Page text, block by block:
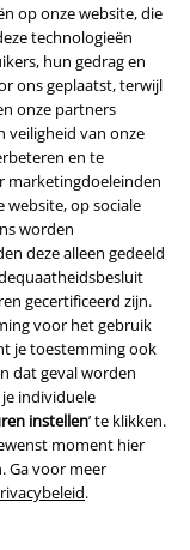
op onze website, die
technologieën
hun gedrag en
ons geplaatst, terwijl
onze partners
veiligheid van onze
en te
marketingdoeleinden
website, op sociale
worden
deze alleen gedeeld
gecertificeerd zijn.
voor het gebruik
je toestemming ook
dat geval worden
individuele
instellen’ te klikken.
moment hier
Ga voor meer
.